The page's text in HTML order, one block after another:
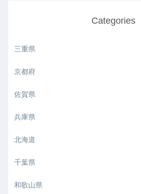
Categories
三重県
京都府
佐賀県
兵庫県
北海道
千葉県
和歌山県